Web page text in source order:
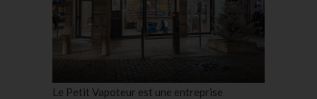
Le Petit Vapoteur est une entreprise